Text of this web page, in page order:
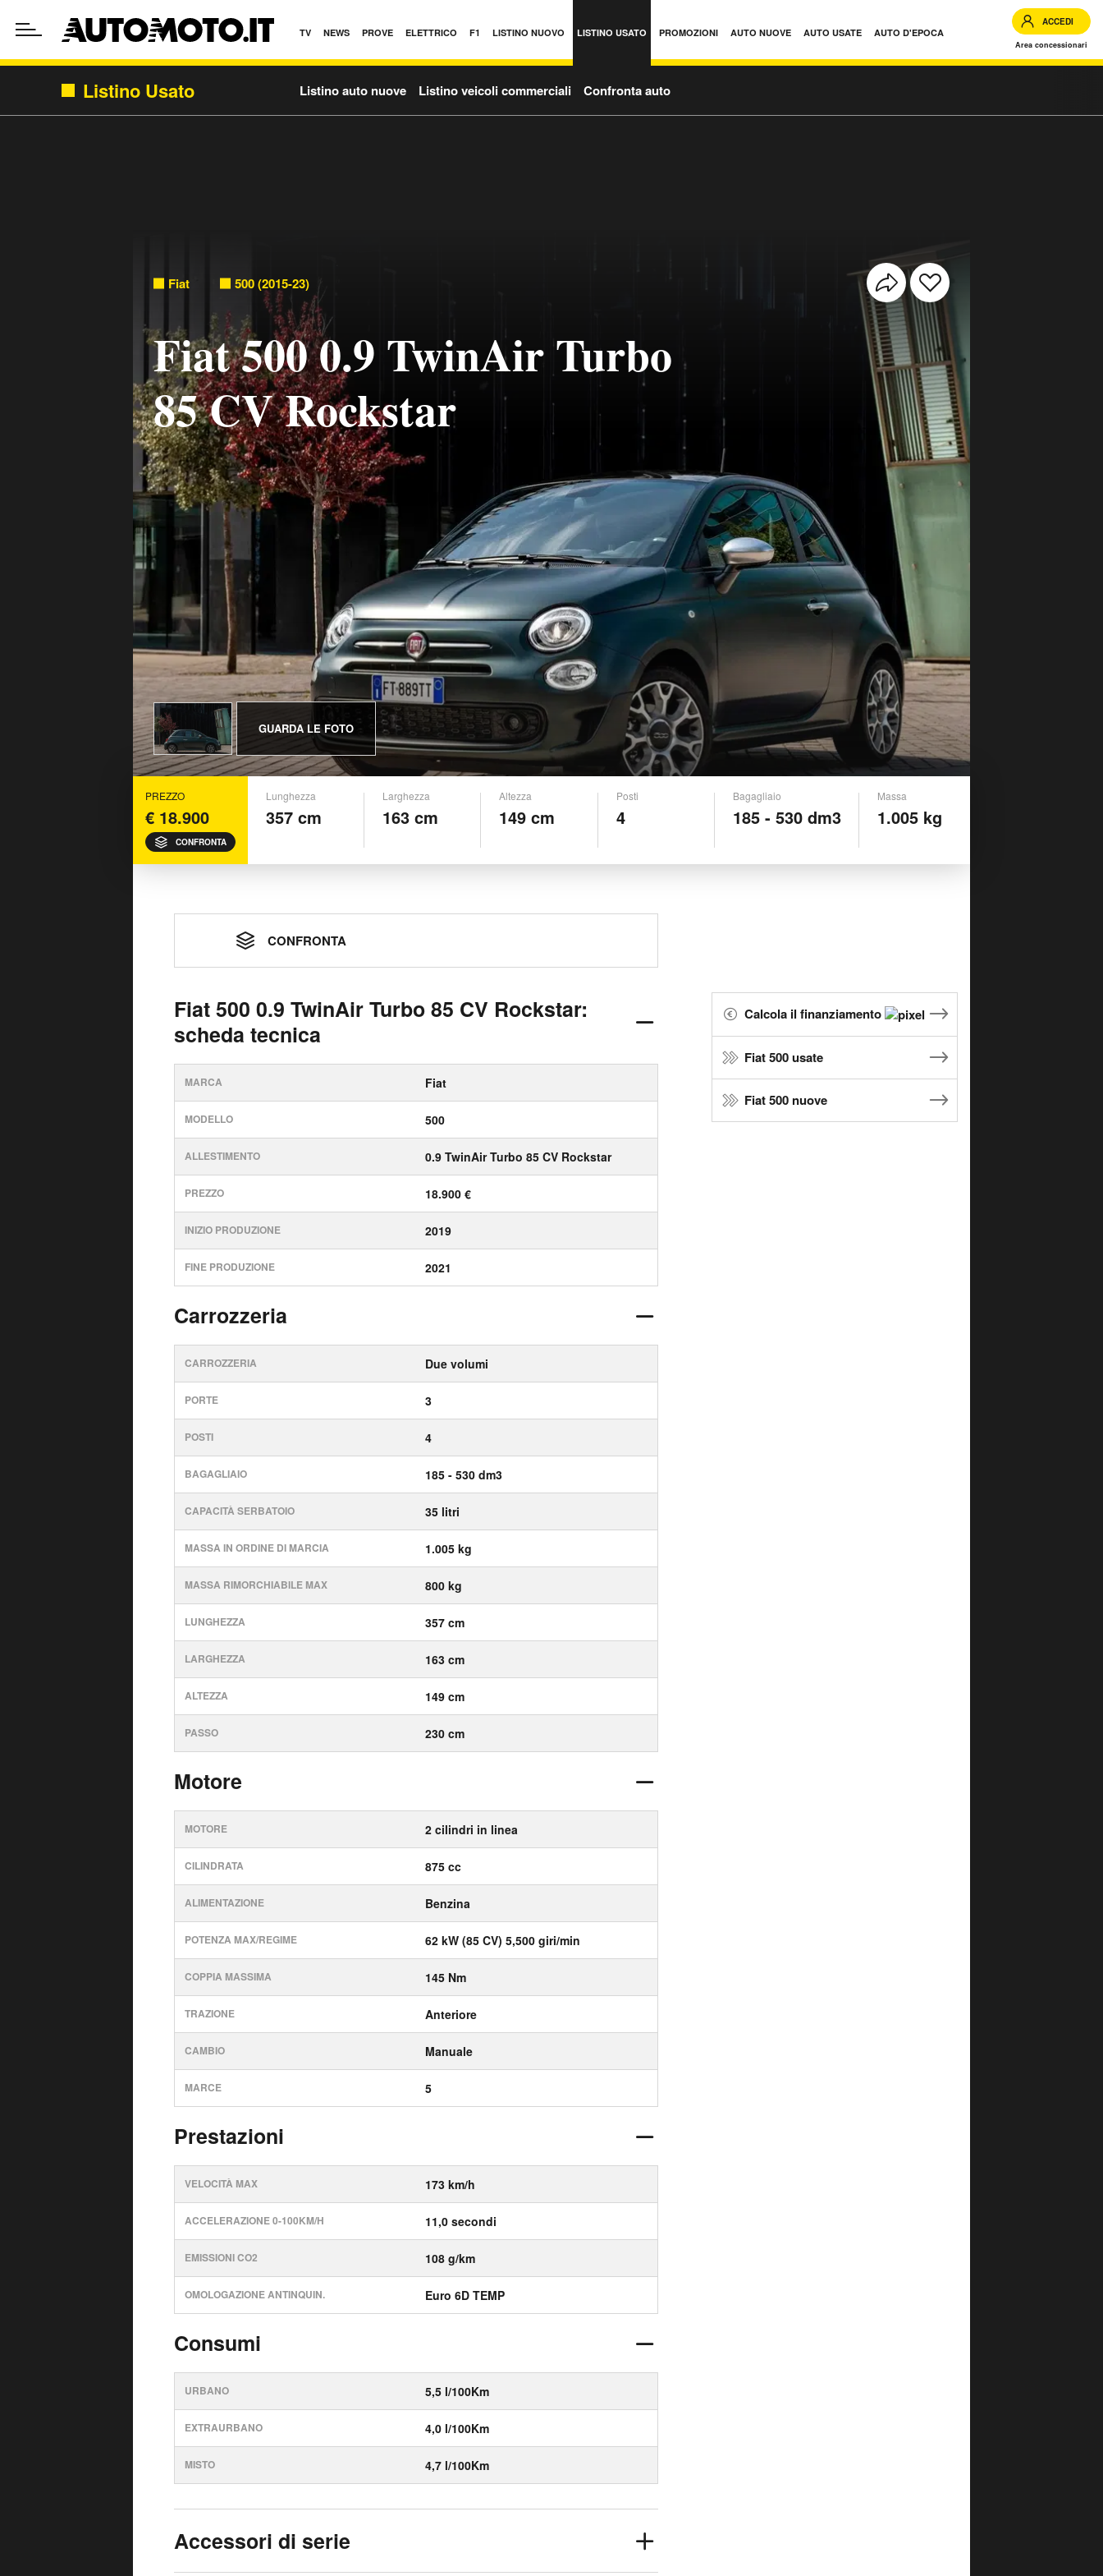
TV NEWS PROVE ELETTRICO F1 LISTINO NUOVO LISTINO USATO PROMOZIONI AUTO NUOVE AUTO USATE AUTO D'EPOCA
ACCEDI
Area concessionari
Listino Usato Listino auto nuove Listino veicoli commerciali Confronta auto
Fiat 500 (2015-23)
Fiat 500 0.9 TwinAir Turbo
85 CV Rockstar
GUARDA LE FOTO
PREZZO
€ 18.900
CONFRONTA
Lunghezza
357 cm
Larghezza
163 cm
Altezza
149 cm
Posti
4
Bagagliaio
185 - 530 dm3
Massa
1.005 kg
CONFRONTA
Fiat 500 0.9 TwinAir Turbo 85 CV Rockstar:
scheda tecnica
MARCA Fiat
MODELLO 500
ALLESTIMENTO 0.9 TwinAir Turbo 85 CV Rockstar
PREZZO 18.900 €
INIZIO PRODUZIONE 2019
FINE PRODUZIONE 2021
Carrozzeria
CARROZZERIA Due volumi
PORTE 3
POSTI 4
BAGAGLIAIO 185 - 530 dm3
CAPACITÀ SERBATOIO 35 litri
MASSA IN ORDINE DI MARCIA 1.005 kg
MASSA RIMORCHIABILE MAX 800 kg
LUNGHEZZA 357 cm
LARGHEZZA 163 cm
ALTEZZA 149 cm
PASSO 230 cm
Motore
MOTORE 2 cilindri in linea
CILINDRATA 875 cc
ALIMENTAZIONE Benzina
POTENZA MAX/REGIME 62 kW (85 CV) 5,500 giri/min
COPPIA MASSIMA 145 Nm
TRAZIONE Anteriore
CAMBIO Manuale
MARCE 5
Prestazioni
VELOCITÀ MAX 173 km/h
ACCELERAZIONE 0-100KM/H 11,0 secondi
EMISSIONI CO2 108 g/km
OMOLOGAZIONE ANTINQUIN. Euro 6D TEMP
Consumi
URBANO 5,5 l/100Km
EXTRAURBANO 4,0 l/100Km
MISTO 4,7 l/100Km
Accessori di serie
Calcola il finanziamento
Fiat 500 usate
Fiat 500 nuove